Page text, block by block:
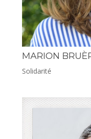
MARION
Solidarité